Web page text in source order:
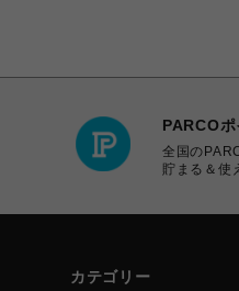
PARCOポ
全国の
貯まる＆使
カテゴリー